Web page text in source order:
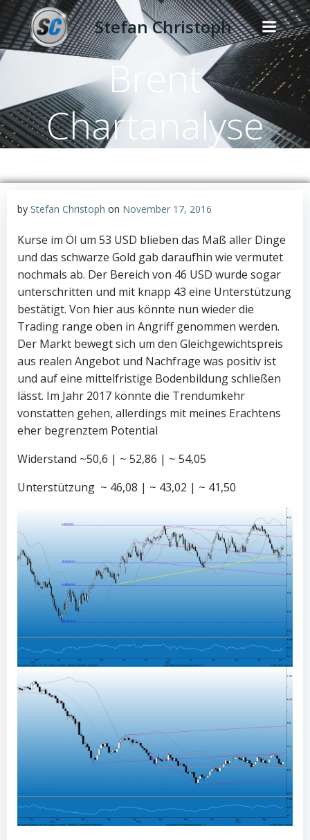
Zum
Inhalt
springen
Stefan Christoph
Brent
Chartanalyse
by Stefan Christoph on November 17, 2016
Kurse im Öl um 53 USD blieben das Maß aller Dinge
und das schwarze Gold gab daraufhin wie vermutet
nochmals ab. Der Bereich von 46 USD wurde sogar
unterschritten und mit knapp 43 eine Unterstützung
bestätigt. Von hier aus könnte nun wieder die
Trading range oben in Angriff genommen werden.
Der Markt bewegt sich um den Gleichgewichtspreis
aus realen Angebot und Nachfrage was positiv ist
und auf eine mittelfristige Bodenbildung schließen
lässt. Im Jahr 2017 könnte die Trendumkehr
vonstatten gehen, allerdings mit meines Erachtens
eher begrenztem Potential
Widerstand ~50,6 | ~ 52,86 | ~ 54,05
Unterstützung ~ 46,08 | ~ 43,02 | ~ 41,50